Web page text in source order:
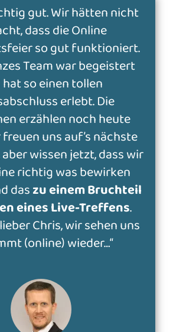
gut. Wir hätten nicht
dass die Online
so gut funktioniert.
Team war begeistert
so einen tollen
erlebt. Die
erzählen noch heute
uns auf’s nächste
wissen jetzt, dass wir
richtig was bewirken
daszu einem Bruchteil
eines Live-Treffens.
Chris, wir sehen uns
(online) wieder…“